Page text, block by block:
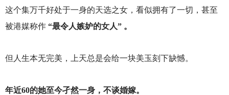
这个集万千好处于一身的天选之女，看似拥有了一切，甚至
被港媒称作 “最令人嫉妒的女人” 。
但人生本无完美，上天总是会给一块美玉刻下缺憾。
年近60的她至今孑然一身，不谈婚嫁。